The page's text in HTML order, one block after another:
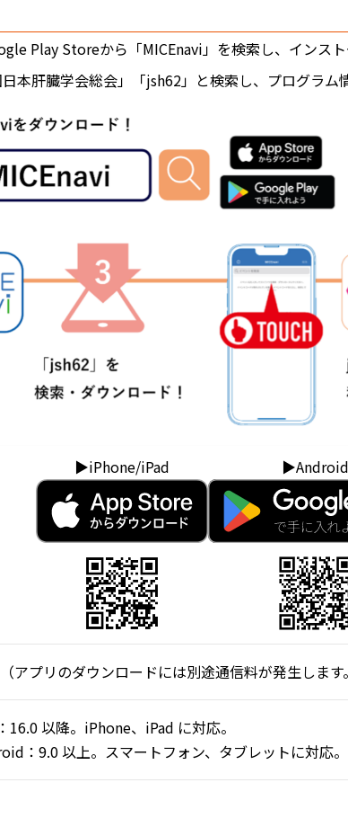
Play Storeから「MICEnavi」を検索し、インス
本肝臓学会総会」「jsh62」と検索し、プログラ
▶iPhone/iPad
アプリのダウンロードには別途通信料が発生します
16.0 以降。iPhone、iPad に対応。
：9.0 以上。スマートフォン、タブレットに対応。